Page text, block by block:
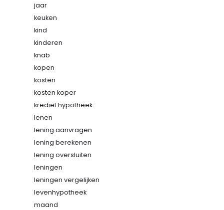
jaar
keuken
kind
kinderen
knab
kopen
kosten
kosten koper
krediet hypotheek
lenen
lening aanvragen
lening berekenen
lening oversluiten
leningen
leningen vergelijken
levenhypotheek
maand